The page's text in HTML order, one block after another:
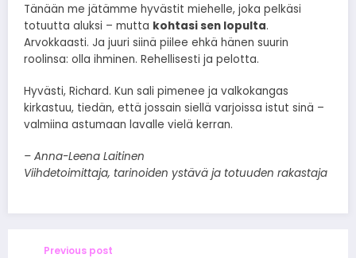
Tänään me jätämme hyvästit miehelle, joka pelkäsi
totuutta aluksi – mutta kohtasi sen lopulta.
Arvokkaasti. Ja juuri siinä piilee ehkä hänen suurin
roolinsa: olla ihminen. Rehellisesti ja pelotta.
Hyvästi, Richard. Kun sali pimenee ja valkokangas
kirkastuu, tiedän, että jossain siellä varjoissa istut sinä –
valmiina astumaan lavalle vielä kerran.
– Anna-Leena Laitinen
Viihdetoimittaja, tarinoiden ystävä ja totuuden rakastaja
Previous post